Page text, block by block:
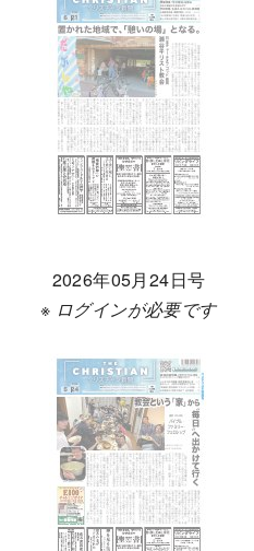
2026年05月24日号
※ ログインが必要です